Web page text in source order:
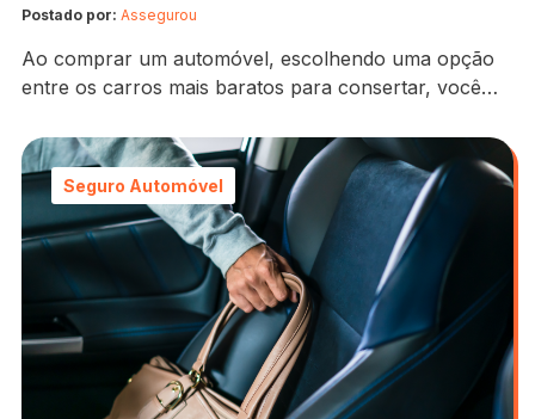
Postado por: Assegurou
Ao comprar um automóvel, escolhendo uma opção
entre os carros mais baratos para consertar, você
obviamente econômico! Por exemplo, quando uma
batida de carro acontece ou um defeito surge de uma
hora para outra, tudo que você quer é resolver o
problema imediatamente, não é mesmo? …
Seguro Automóvel